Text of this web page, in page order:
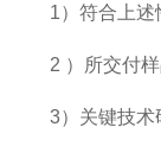
1）符合上述
2 ）所交付
3）关键技术